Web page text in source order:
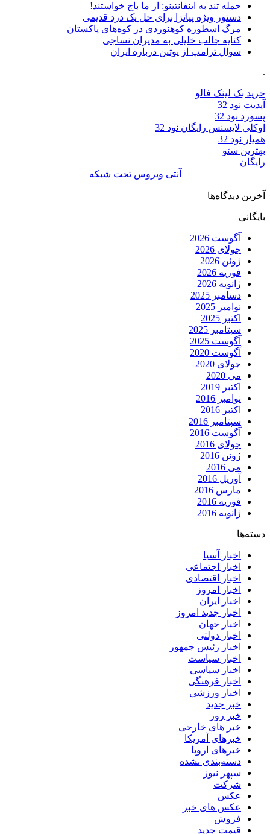
حمله تند به اینفانتینو: از ما باج خواستند!
دستور ویژه پیاتزا برای حل یک درد قدیمی
مرگ اسطوره کوهنوردی در کوه‌های پاکستان
کنایه جالب خلیلی به مدیران نساجی
سوال ترامپ از پوتین درباره ایران
.
خرید بک لینک فالو
آپدیت نود 32
پسورد نود 32
اوکلی لایسنس رایگان نود 32
همیار نود 32
بهترین سئو
رایگان
آنتی ویروس تحت شبکه
آخرین دیدگاه‌ها
بایگانی
آگوست 2026
جولای 2026
ژوئن 2026
فوریه 2026
ژانویه 2026
دسامبر 2025
نوامبر 2025
اکتبر 2025
سپتامبر 2025
آگوست 2025
آگوست 2020
جولای 2020
می 2020
اکتبر 2019
نوامبر 2016
اکتبر 2016
سپتامبر 2016
آگوست 2016
جولای 2016
ژوئن 2016
می 2016
آوریل 2016
مارس 2016
فوریه 2016
ژانویه 2016
دسته‌ها
اخبار آسیا
اخبار اجتماعی
اخبار اقتصادی
اخبار امروز
اخبار ایران
اخبار جدید امروز
اخبار جهان
اخبار دولتی
اخبار رئیس جمهور
اخبار سیاست
اخبار سیاسی
اخبار فرهنگی
اخبار ورزشی
خبر جدید
خبر روز
خبر های خارجی
خبرهای آمریکا
خبرهای اروپا
دسته‌بندی نشده
سپهر نیوز
شرکت
عکس
عکس های خبر
فروش
قیمت جدید